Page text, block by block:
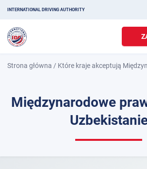
INTERNATIONAL DRIVING AUTHORITY
Strona główna / Które kraje akceptują
Międzynarodowe